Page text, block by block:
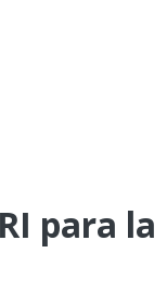
para la